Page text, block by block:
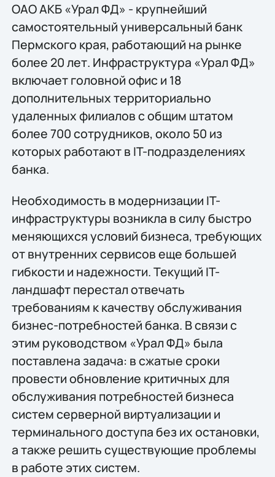
ОАО АКБ «Урал ФД» - крупнейший
самостоятельный универсальный банк
Пермского края, работающий на рынке
более 20 лет. Инфраструктура «Урал ФД»
включает головной офис и 18
дополнительных территориально
удаленных филиалов с общим штатом
более 700 сотрудников, около 50 из
которых работают в IT-подразделениях
банка.
Необходимость в модернизации IT-
инфраструктуры возникла в силу быстро
меняющихся условий бизнеса, требующих
от внутренних сервисов еще большей
гибкости и надежности. Текущий IT-
ландшафт перестал отвечать
требованиям к качеству обслуживания
бизнес-потребностей банка. В связи с
этим руководством «Урал ФД» была
поставлена задача: в сжатые сроки
провести обновление критичных для
обслуживания потребностей бизнеса
систем серверной виртуализации и
терминального доступа без их остановки,
а также решить существующие проблемы
в работе этих систем.